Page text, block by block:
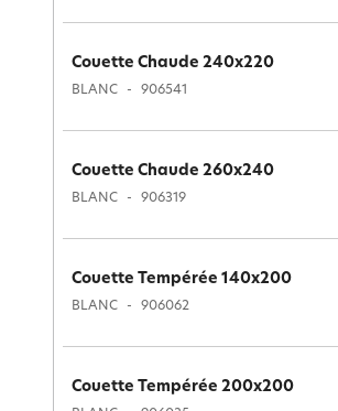
Couette Chaude 240x220
BLANC 906541
Couette Chaude 260x240
BLANC 906319
Couette Tempérée 140x200
BLANC 906062
Couette Tempérée 200x200